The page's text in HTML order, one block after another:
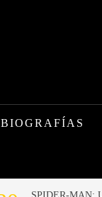
BIOGRAFÍAS